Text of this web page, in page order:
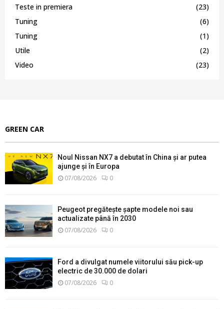
Teste in premiera
(23)
Tuning
(6)
Tuning
(1)
Utile
(2)
Video
(23)
GREEN CAR
Noul Nissan NX7 a debutat în China și ar putea
ajunge și în Europa
07/08/2026 0
Peugeot pregătește șapte modele noi sau
actualizate până în 2030
07/08/2026 0
Ford a divulgat numele viitorului său pick-up
electric de 30.000 de dolari
07/08/2026 0